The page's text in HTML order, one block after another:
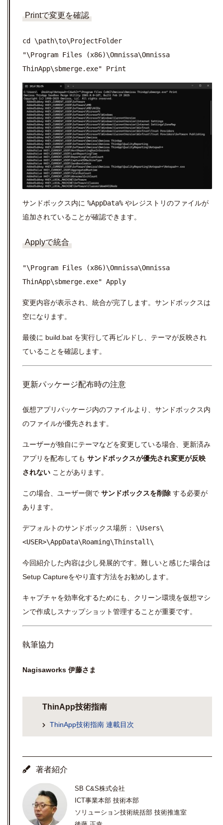
Printで変更を確認
cd \path\to\ProjectFolder
"\Program Files (x86)\Omnissa\Omnissa
ThinApp\sbmerge.exe" Print
サンドボックス内に %AppData% やレジストリのファイルが
追加されていることが確認できます。
Applyで統合
"\Program Files (x86)\Omnissa\Omnissa
ThinApp\sbmerge.exe" Apply
変更内容が表示され、統合が完了します。サンドボックスは
空になります。
最後に build.bat を実行して再ビルドし、テーマが反映され
ていることを確認します。
更新パッケージ配布時の注意
仮想アプリパッケージ内のファイルより、サンドボックス内
のファイルが優先されます。
ユーザーが独自にテーマなどを変更している場合、更新済み
アプリを配布しても サンドボックスが優先され変更が反映
されない ことがあります。
この場合、ユーザー側で サンドボックスを削除 する必要が
あります。
デフォルトのサンドボックス場所： \Users\
<USER>\AppData\Roaming\Thinstall\
今回紹介した内容は少し発展的です。難しいと感じた場合は
Setup Captureをやり直す方法をお勧めします。
キャプチャを効率化するためにも、クリーン環境を仮想マシ
ンで作成しスナップショット管理することが重要です。
執筆協力
Nagisaworks 伊藤さま
ThinApp技術指南
ThinApp技術指南 連載目次
著者紹介
SB C&S株式会社
ICT事業本部 技術本部
ソリューション技術統括部 技術推進室